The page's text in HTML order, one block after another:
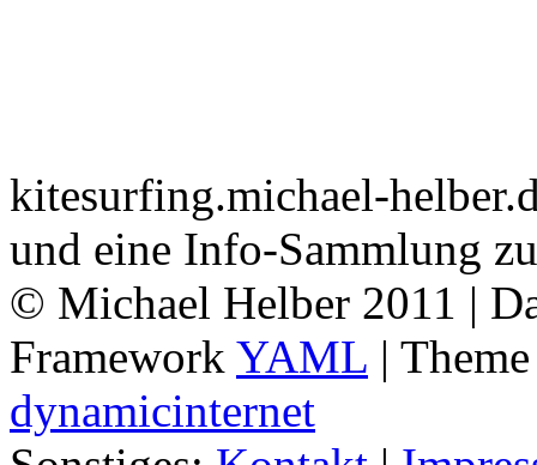
kitesurfing.michael-
und eine Info-Sammlung
© Michael Helber 2011 |
Framework YAML |
dynamicinternet